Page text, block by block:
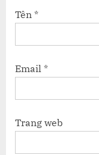
Tên *
Email *
Trang web